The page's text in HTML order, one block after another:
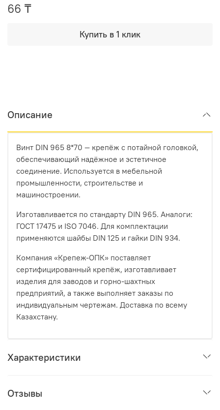
66 ₸
Купить в 1 клик
Описание
Винт DIN 965 8*70 — крепёж с потайной головкой,
обеспечивающий надёжное и эстетичное
соединение. Используется в мебельной
промышленности, строительстве и
машиностроении.
Изготавливается по стандарту DIN 965. Аналоги:
ГОСТ 17475 и ISO 7046. Для комплектации
применяются шайбы DIN 125 и гайки DIN 934.
Компания «Крепеж-ОПК» поставляет
сертифицированный крепёж, изготавливает
изделия для заводов и горно-шахтных
предприятий, а также выполняет заказы по
индивидуальным чертежам. Доставка по всему
Казахстану.
Характеристики
Отзывы